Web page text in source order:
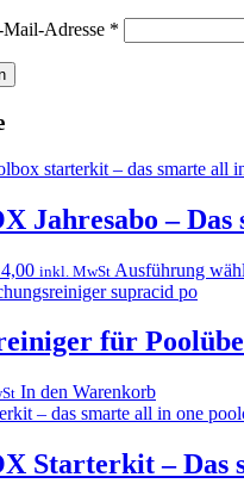
Mail-Adresse *
Jahresabo –
inkl. MwSt Ausführung
für
In den Warenkorb
Starterkit – Das